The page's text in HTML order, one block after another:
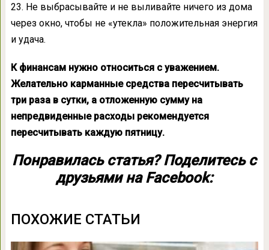
23. Не выбрасывайте и не выливайте ничего из дома
через окно, чтобы не «утекла» положительная энергия
и удача.
К финансам нужно относиться с уважением.
Желательно карманные средства пересчитывать
три раза в сутки, а отложенную сумму на
непредвиденные расходы рекомендуется
пересчитывать каждую пятницу.
Понравилась статья? Поделитесь с
друзьями на Facebook:
ПОХОЖИЕ СТАТЬИ